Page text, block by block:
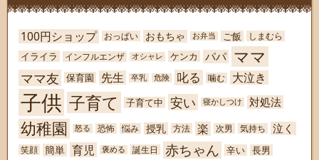
100円ショップ おっぱい おもちゃ お弁当 ご飯 しまむら
イライラ インフルエンザ オシャレ ケンカ パパ ママ
ママ友 保育園 先生 卒乳 危険 叱る 噛む 大泣き
子供 子育て 子育て中 安い 寝かしつけ 対処法
幼稚園 怒る 恐怖 悩み 授乳 方法 楽 次男 気持ち 泣く
笑顔 簡単 育児 褒める 誕生日 赤ちゃん 辛い 長男